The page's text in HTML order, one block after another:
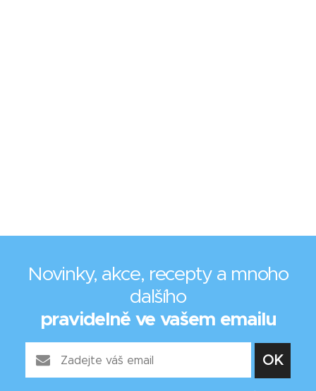
Novinky, akce, recepty a mnoho
dalšího
pravidelně ve vašem emailu